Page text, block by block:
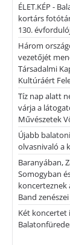
ÉLET.KÉP -
kortárs
130.
Három
vezetőjét
Társadalmi
Kultúráért
Tíz nap alatt
várja a
Művészetek
Újabb
olvasnivaló a
Baranyában,
Somogyban
koncerteznek
Band
Két koncertet